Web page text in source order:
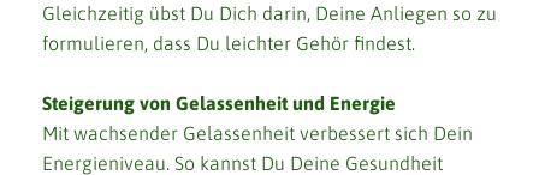
Gleichzeitig übst Du Dich darin, Deine Anliegen so zu
formulieren, dass Du leichter Gehör findest.
Steigerung von Gelassenheit und Energie
Mit wachsender Gelassenheit verbessert sich Dein
Energieniveau. So kannst Du Deine Gesundheit